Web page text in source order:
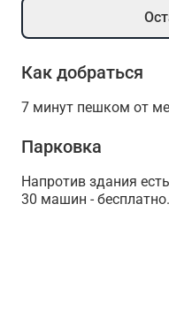
Как добраться
7 минут пешком от
Парковка
Напротив здания
30 машин - бесплатно.